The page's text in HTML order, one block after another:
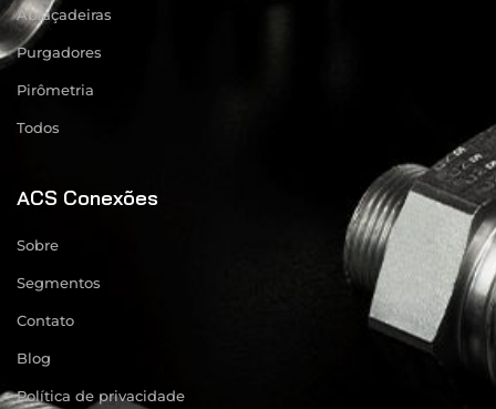
Abraçadeiras
Purgadores
Pirômetria
Todos
ACS Conexões
Sobre
Segmentos
Contato
Blog
Política de privacidade